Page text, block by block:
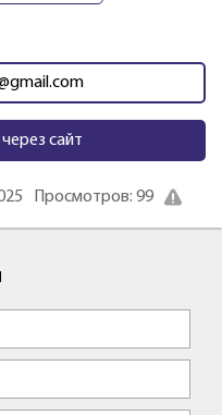
сайт
Просмотров: 99